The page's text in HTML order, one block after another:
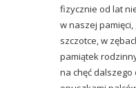
fizycznie od lat
w naszej
szczotce, w
pamiątek
na chęć